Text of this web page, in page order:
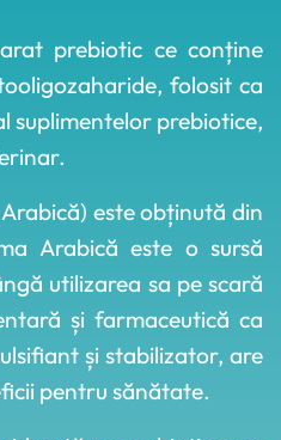
prebiotic ce conține
folosit ca
suplimentelor prebiotice,
este obținută din
Arabică este o sursă
utilizarea sa pe scară
și farmaceutică ca
și stabilizator, are
pentru sănătate.